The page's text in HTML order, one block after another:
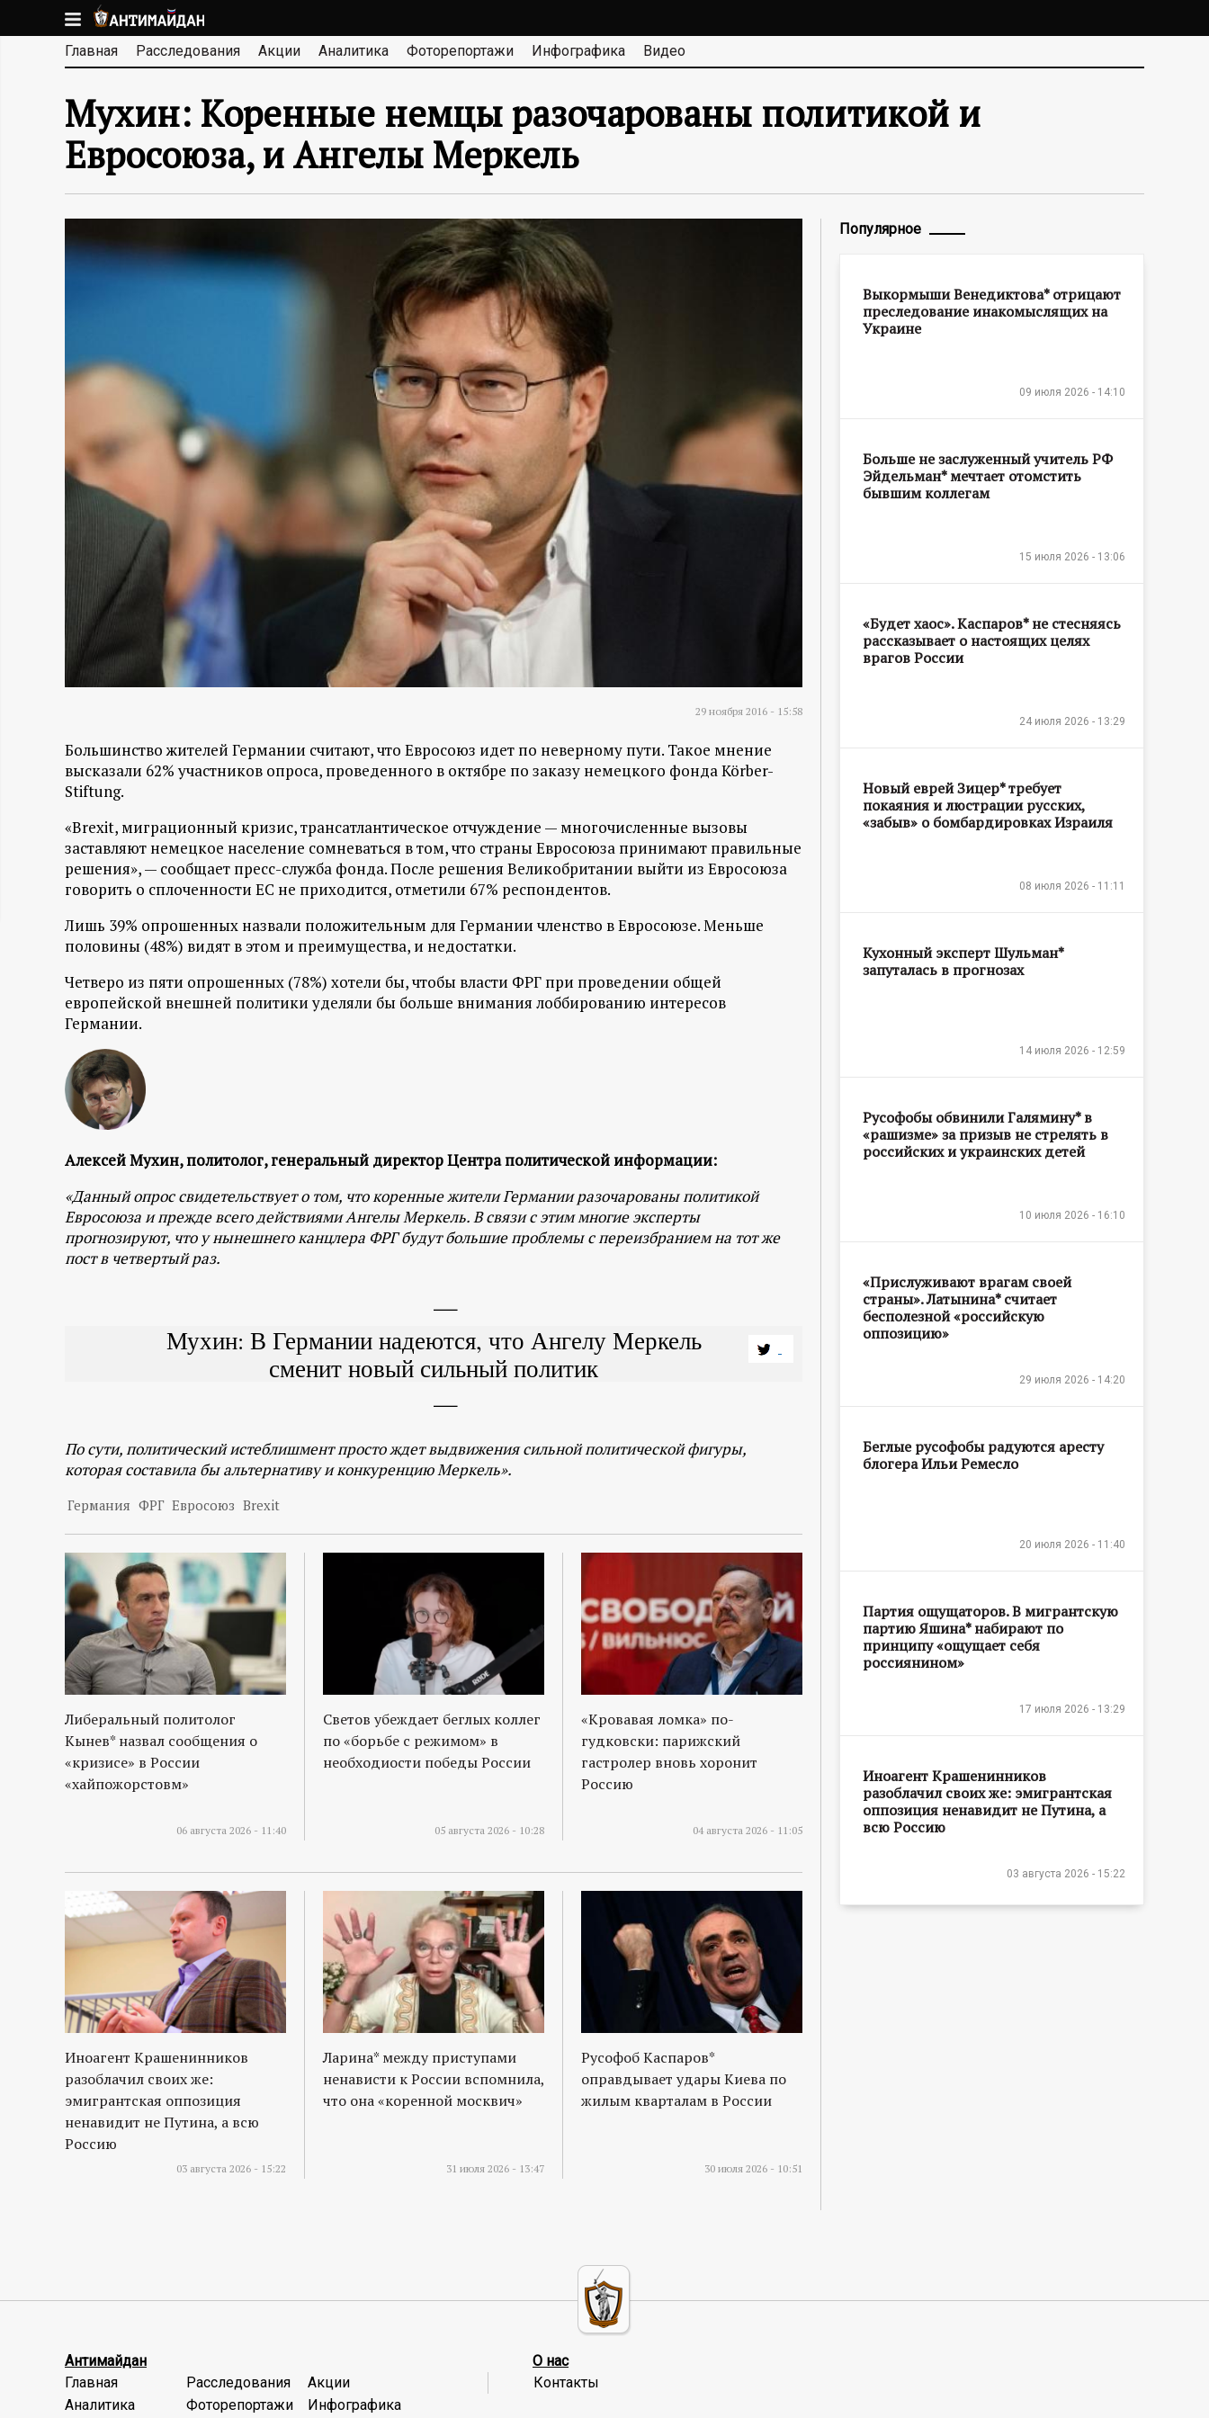
к
основномуА
Н
Т
И
М
А
Д
А
Н
-
н
ф
о
м
а
ц
и
о
н
н
ы
й
о
р
т
Главная Расследования Акции Аналитика Фоторепортажи Инфографика Видео
Мухин: Коренные немцы разочарованы политикой и
Евросоюза, и Ангелы Меркель
29 ноября 2016 - 15:58
Большинство жителей Германии считают, что Евросоюз идет по неверному пути. Такое мнение
высказали 62% участников опроса, проведенного в октябре по заказу немецкого фонда Körber-
Stiftung.
«Brexit, миграционный кризис, трансатлантическое отчуждение — многочисленные вызовы
заставляют немецкое население сомневаться в том, что страны Евросоюза принимают правильные
решения», — сообщает пресс-служба фонда. После решения Великобритании выйти из Евросоюза
говорить о сплоченности ЕС не приходится, отметили 67% респондентов.
Лишь 39% опрошенных назвали положительным для Германии членство в Евросоюзе. Меньше
половины (48%) видят в этом и преимущества, и недостатки.
Четверо из пяти опрошенных (78%) хотели бы, чтобы власти ФРГ при проведении общей
европейской внешней политики уделяли бы больше внимания лоббированию интересов
Германии.
Алексей Мухин, политолог, генеральный директор Центра политической информации:
«Данный опрос свидетельствует о том, что коренные жители Германии разочарованы политикой
Евросоюза и прежде всего действиями Ангелы Меркель. В связи с этим многие эксперты
прогнозируют, что у нынешнего канцлера ФРГ будут большие проблемы с переизбранием на тот же
пост в четвертый раз.
Мухин: В Германии надеются, что Ангелу Меркель
сменит новый сильный политик
По сути, политический истеблишмент просто ждет выдвижения сильной политической фигуры,
которая составила бы альтернативу и конкуренцию Меркель».
Германия ФРГ Евросоюз Brexit
Либеральный политолог
Кынев* назвал сообщения о
«кризисе» в России
«хайпожорстовм»
06 августа 2026 - 11:40
Светов убеждает беглых коллег
по «борьбе с режимом» в
необходиости победы России
05 августа 2026 - 10:28
«Кровавая ломка» по-
гудковски: парижский
гастролер вновь хоронит
Россию
04 августа 2026 - 11:05
Иноагент Крашенинников
разоблачил своих же:
эмигрантская оппозиция
ненавидит не Путина, а всю
Россию
03 августа 2026 - 15:22
Ларина* между приступами
ненависти к России вспомнила,
что она «коренной москвич»
31 июля 2026 - 13:47
Русофоб Каспаров*
оправдывает удары Киева по
жилым кварталам в России
30 июля 2026 - 10:51
Популярное
Выкормыши Венедиктова* отрицают
преследование инакомыслящих на
Украине
09 июля 2026 - 14:10
Больше не заслуженный учитель РФ
Эйдельман* мечтает отомстить
бывшим коллегам
15 июля 2026 - 13:06
«Будет хаос». Каспаров* не стесняясь
рассказывает о настоящих целях
врагов России
24 июля 2026 - 13:29
Новый еврей Зицер* требует
покаяния и люстрации русских,
«забыв» о бомбардировках Израиля
08 июля 2026 - 11:11
Кухонный эксперт Шульман*
запуталась в прогнозах
14 июля 2026 - 12:59
Русофобы обвинили Галямину* в
«рашизме» за призыв не стрелять в
российских и украинских детей
10 июля 2026 - 16:10
«Прислуживают врагам своей
страны». Латынина* считает
бесполезной «российскую
оппозицию»
29 июля 2026 - 14:20
Беглые русофобы радуются аресту
блогера Ильи Ремесло
20 июля 2026 - 11:40
Партия ощущаторов. В мигрантскую
партию Яшина* набирают по
принципу «ощущает себя
россиянином»
17 июля 2026 - 13:29
Иноагент Крашенинников
разоблачил своих же: эмигрантская
оппозиция ненавидит не Путина, а
всю Россию
03 августа 2026 - 15:22
Антимайдан
Главная
Расследования
Акции
Аналитика
Фоторепортажи Инфографика
О нас
Контакты